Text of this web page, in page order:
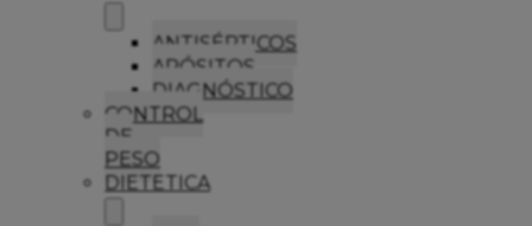
ANTISÉPTICOS
APÓSITOS
DIAGNÓSTICO
CONTROL
DE
PESO
DIETETICA